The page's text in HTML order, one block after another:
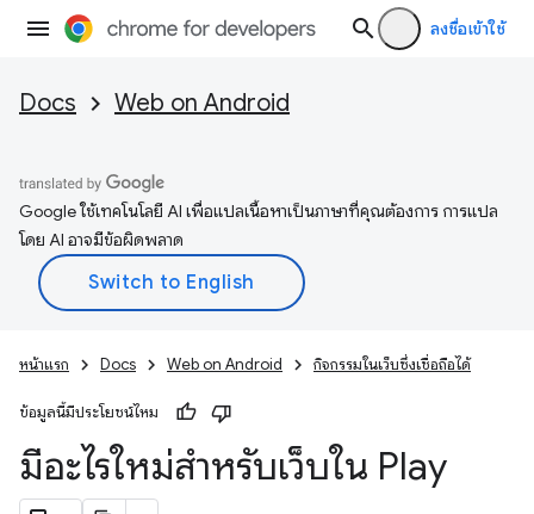
ลงชื่อเข้าใช้
Docs Web on Android
Google ใช้เทคโนโลยี AI เพื่อแปลเนื้อหาเป็นภาษาที่คุณต้องการ การแปล
โดย AI อาจมีข้อผิดพลาด
หน้าแรก Docs Web on Android กิจกรรมในเว็บซึ่งเชื่อถือได้
ข้อมูลนี้มีประโยชน์ไหม
มีอะไรใหม่สำหรับเว็บใน Play